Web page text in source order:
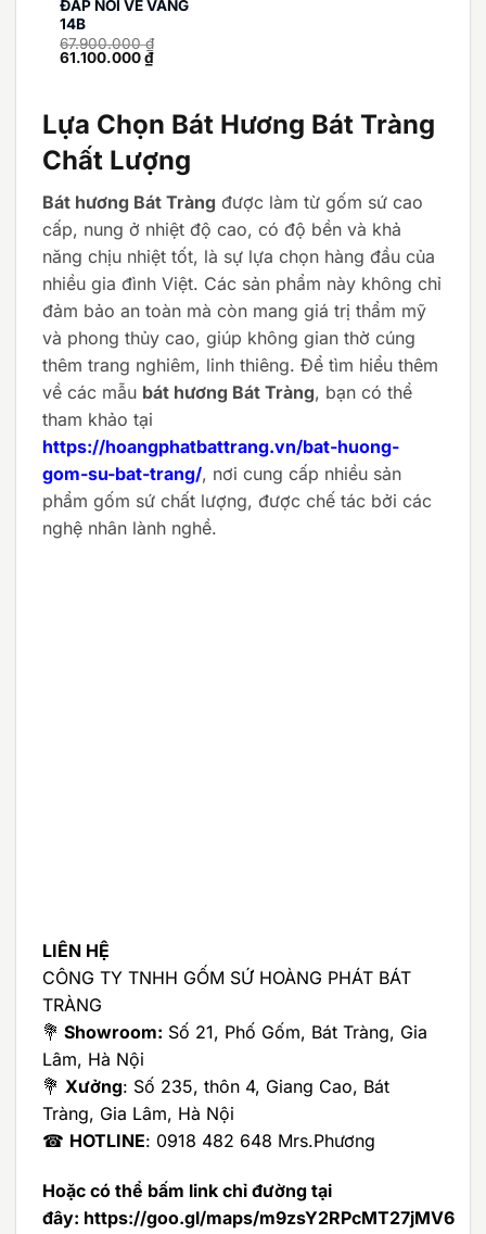
ĐẮP NỔI VẼ VÀNG
14B
67.900.000₫
Giá
61.100.000₫Giá
61.100.000 ₫.
Lựa Chọn Bát Hương Bát Tràng
Chất Lượng
Bát hương Bát Tràng được làm từ gốm sứ cao
cấp, nung ở nhiệt độ cao, có độ bền và khả
năng chịu nhiệt tốt, là sự lựa chọn hàng đầu của
nhiều gia đình Việt. Các sản phẩm này không chỉ
đảm bảo an toàn mà còn mang giá trị thẩm mỹ
và phong thủy cao, giúp không gian thờ cúng
thêm trang nghiêm, linh thiêng. Để tìm hiểu thêm
về các mẫu bát hương Bát Tràng, bạn có thể
tham khảo tại
https://hoangphatbattrang.vn/bat-huong-
gom-su-bat-trang/, nơi cung cấp nhiều sản
phẩm gốm sứ chất lượng, được chế tác bởi các
nghệ nhân lành nghề.
LIÊN HỆ
CÔNG TY TNHH GỐM SỨ HOÀNG PHÁT BÁT
TRÀNG
💐 Showroom: Số 21, Phố Gốm, Bát Tràng, Gia
Lâm, Hà Nội
💐 Xưởng: Số 235, thôn 4, Giang Cao, Bát
Tràng, Gia Lâm, Hà Nội
☎ HOTLINE: 0918 482 648 Mrs.Phương
Hoặc có thể bấm link chỉ đường tại
đây: https://goo.gl/maps/m9zsY2RPcMT27jMV6